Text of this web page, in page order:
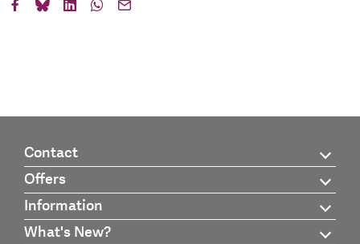
Contact
Offers
Information
What's New?